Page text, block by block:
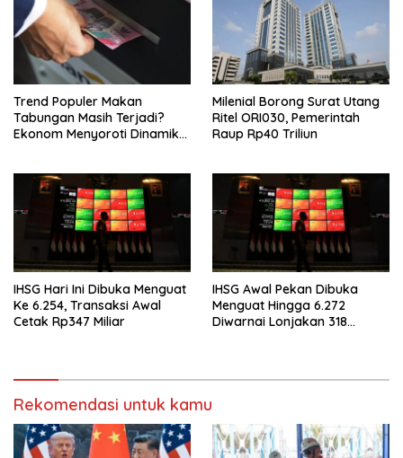
Trend Populer Makan
Tabungan Masih Terjadi?
Ekonom Menyoroti Dinamika
Milenial Borong Surat Utang
Ritel ORI030, Pemerintah
Raup Rp40 Triliun
IHSG Hari Ini Dibuka Menguat
Ke 6.254, Transaksi Awal
Cetak Rp347 Miliar
IHSG Awal Pekan Dibuka
Menguat Hingga 6.272
Diwarnai Lonjakan 318
Rekomendasi untuk kamu